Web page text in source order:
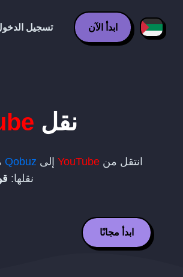
تسجيل ابدأ الآن
نقل
انتقل من YouTube إلى Qobuz
نقلها:
ابدأ مجانًا